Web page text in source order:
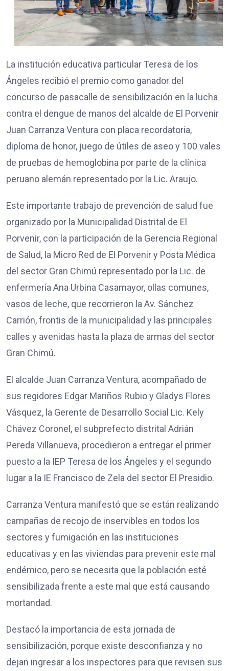
La institución educativa particular Teresa de los
Ángeles recibió el premio como ganador del
concurso de pasacalle de sensibilización en la lucha
contra el dengue de manos del alcalde de El Porvenir
Juan Carranza Ventura con placa recordatoria,
diploma de honor, juego de útiles de aseo y 100 vales
de pruebas de hemoglobina por parte de la clínica
peruano alemán representado por la Lic. Araujo.
Este importante trabajo de prevención de salud fue
organizado por la Municipalidad Distrital de El
Porvenir, con la participación de la Gerencia Regional
de Salud, la Micro Red de El Porvenir y Posta Médica
del sector Gran Chimú representado por la Lic. de
enfermería Ana Urbina Casamayor, ollas comunes,
vasos de leche, que recorrieron la Av. Sánchez
Carrión, frontis de la municipalidad y las principales
calles y avenidas hasta la plaza de armas del sector
Gran Chimú.
El alcalde Juan Carranza Ventura, acompañado de
sus regidores Edgar Mariños Rubio y Gladys Flores
Vásquez, la Gerente de Desarrollo Social Lic. Kely
Chávez Coronel, el subprefecto distrital Adrián
Pereda Villanueva, procedieron a entregar el primer
puesto a la IEP Teresa de los Ángeles y el segundo
lugar a la IE Francisco de Zela del sector El Presidio.
Carranza Ventura manifestó que se están realizando
campañas de recojo de inservibles en todos los
sectores y fumigación en las instituciones
educativas y en las viviendas para prevenir este mal
endémico, pero se necesita que la población esté
sensibilizada frente a este mal que está causando
mortandad.
Destacó la importancia de esta jornada de
sensibilización, porque existe desconfianza y no
dejan ingresar a los inspectores para que revisen sus